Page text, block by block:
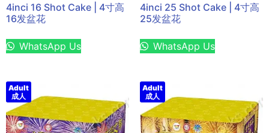
4inci 16 Shot Cake | 4寸高
16发盆花
WhatsApp Us
4inci 25 Shot Cake | 4寸高
25发盆花
WhatsApp Us
Adult
成人
Adult
成人